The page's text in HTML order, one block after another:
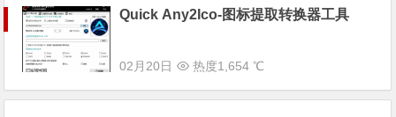
Quick Any2Ico-图标提取转换器工具
02月20日 热度1,654 ℃